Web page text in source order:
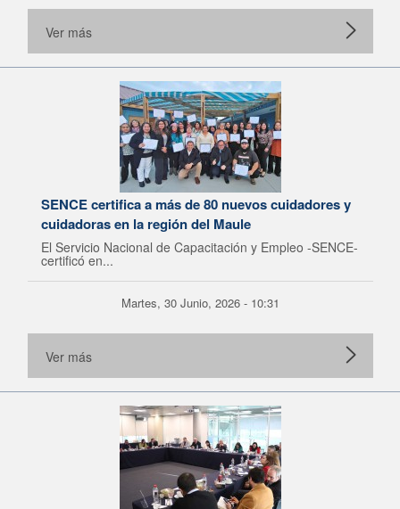
Ver más
SENCE certifica a más de 80 nuevos cuidadores y
cuidadoras en la región del Maule
El Servicio Nacional de Capacitación y Empleo -SENCE-
certificó en...
Martes, 30 Junio, 2026 - 10:31
Ver más